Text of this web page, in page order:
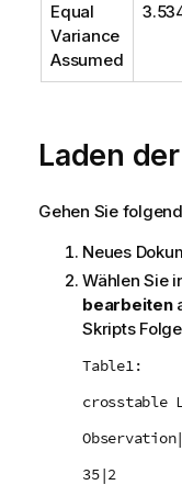
Equal
Variance
Assumed
Laden
Gehen Sie
Neues
Wählen Sie
bearbeiten
Skripts
Table1:
crosstable
35|2